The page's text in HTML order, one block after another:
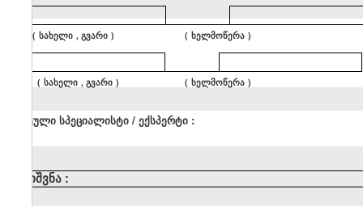
( სახელი ,გვარი ) ( ხელმოწერა )
( სახელი ,გვარი ) ( ხელმოწერა )
მოწვეული სპეციალისტი / ექსპერტი :
შენიშვნა :